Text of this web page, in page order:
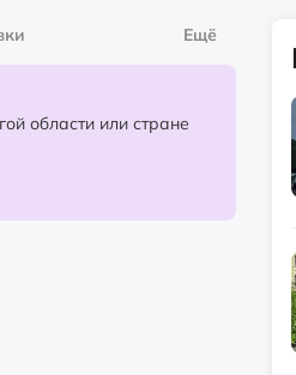
Ещё
в соседнем округе, другой области или стране